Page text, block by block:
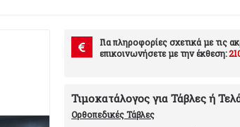
Για πληροφορίες σχετικά με τις
επικοινωνήσετε με την έκθεση:
Τιμοκατάλογος για Τάβλες ή
Ορθοπεδικές Τάβλες